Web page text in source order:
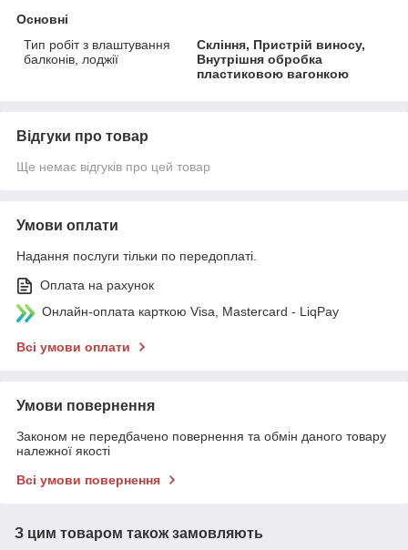
Основні
Тип робіт з влаштування
балконів, лоджії
Скління, Пристрій виносу,
Внутрішня обробка
пластиковою вагонкою
Відгуки про товар
Ще немає відгуків про цей товар
Умови оплати
Надання послуги тільки по передоплаті.
Оплата на рахунок
Онлайн-оплата карткою Visa, Mastercard - LiqPay
Всі умови оплати
Умови повернення
Законом не передбачено повернення та обмін даного товару
належної якості
Всі умови повернення
З цим товаром також замовляють